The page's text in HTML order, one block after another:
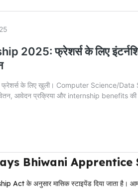
Bhiwani Apprentice
Act के अनुसार मासिक स्टाइपेंड दिया जाता